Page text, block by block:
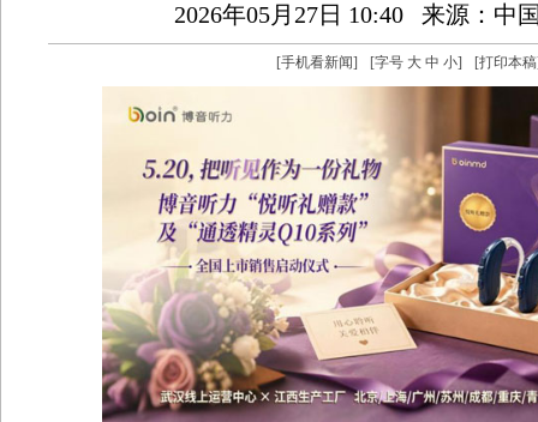
2026年05月27日 10:40 来源：中
[手机看新闻] [字号 大 中 小] [打印本稿